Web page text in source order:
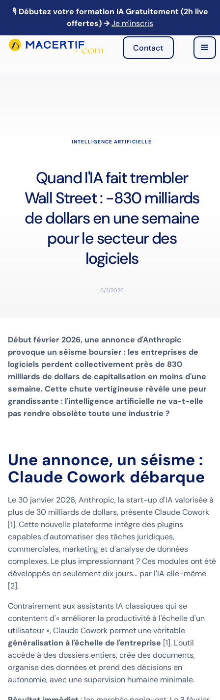
🎙️ Webinaire IA : Mardi 21 avril à 13h → Je m'inscris
Contact
INTELLIGENCE ARTIFICIELLE
Quand l'IA fait trembler
Wall Street : -830 milliards
de dollars en une semaine
pour le secteur des
logiciels
6/2/2026
Début février 2026, une annonce d'Anthropic
provoque un séisme boursier : les entreprises de
logiciels perdent collectivement près de 830
milliards de dollars de capitalisation en moins d'une
semaine. Cette chute vertigineuse révèle une peur
grandissante : l'intelligence artificielle ne va-t-elle
pas rendre obsolète toute une industrie ?
Une annonce, un séisme :
Claude Cowork débarque
Le 30 janvier 2026, Anthropic, la start-up d'IA valorisée à
plus de 30 milliards de dollars, présente Claude Cowork
[1]. Cette nouvelle plateforme intègre des plugins
capables d'automatiser des tâches juridiques,
commerciales, marketing et d'analyse de données
complexes. Le plus impressionnant ? Ces modules ont été
développés en seulement dix jours… par l'IA elle-même
[2].
Contrairement aux assistants IA classiques qui se
contentent d'« améliorer la productivité à l'échelle d'un
utilisateur », Claude Cowork permet une véritable
généralisation à l'échelle de l'entreprise [1]. L'outil
accède à des dossiers entiers, crée des documents,
organise des données et prend des décisions en
autonomie, avec une supervision humaine minimale.
🎙️ Débutez votre formation IA Gratuitement (2h live
offertes) →Je m'inscris